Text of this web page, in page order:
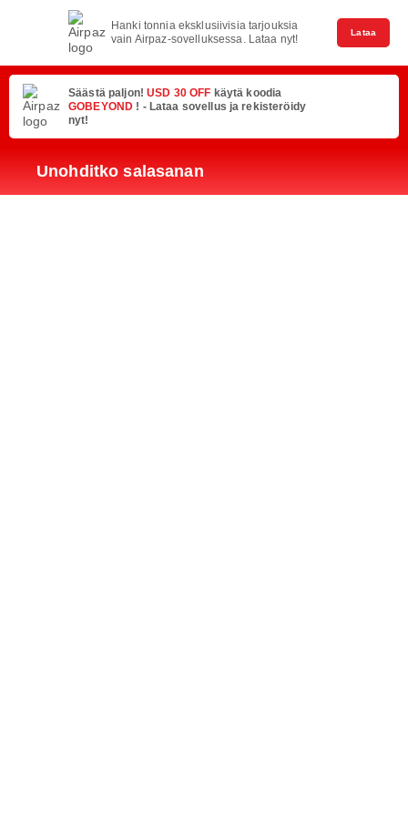
Hanki tonnia eksklusiivisia tarjouksia
vain Airpaz-sovelluksessa. Lataa nyt!
Lataa
Säästä paljon!USD 30 OFF käytä koodia
GOBEYOND ! - Lataa sovellus ja rekisteröidy
nyt!
Unohditko salasanan